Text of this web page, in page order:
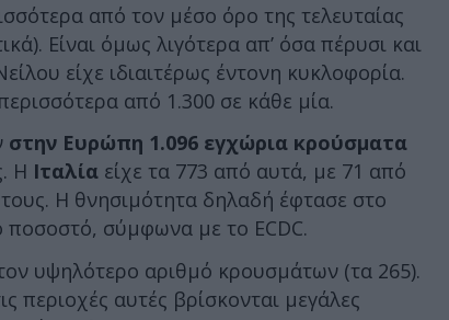
από τον μέσο όρο της τελευταίας
Είναι όμως λιγότερα απ’ όσα πέρυσι και
είχε ιδιαιτέρως έντονη κυκλοφορία.
από 1.300 σε κάθε μία.
στην Ευρώπη 1.096 εγχώρια κρούσματα
Η Ιταλία είχε τα 773 από αυτά, με 71 από
Η θνησιμότητα δηλαδή έφτασε στο
ποσοστό, σύμφωνα με το ECDC.
υψηλότερο αριθμό κρουσμάτων (τα 265).
περιοχές αυτές βρίσκονται μεγάλες